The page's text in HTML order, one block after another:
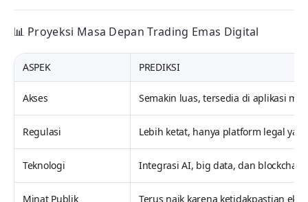
📊 Proyeksi Masa Depan Trading Emas Digital
ASPEK PREDIKSI
Akses Semakin luas, tersedia di aplikasi
Regulasi Lebih ketat, hanya platform legal
Teknologi Integrasi AI, big data, dan
Minat Publik Terus naik karena ketidakpastian